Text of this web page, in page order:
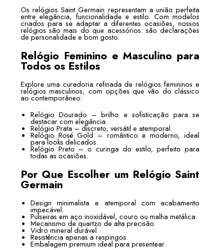
Os relógios Saint Germain representam a união perfeita
entre elegância, funcionalidade e estilo. Com modelos
criados para se adaptar a diferentes ocasiões, nossos
relógios são mais do que acessórios: são declarações
de personalidade e bom gosto.
Relógio Feminino e Masculino para
Todos os Estilos
Explore uma curadoria refinada de relógios femininos e
relógios masculinos, com opções que vão do clássico
ao contemporâneo:
Relógio Dourado – brilho e sofisticação para se
destacar com elegância.
Relógio Prata – discreto, versátil e atemporal.
Relógio Rosé Gold – romântico e moderno, ideal
para looks delicados.
Relógio Preto – o curinga do estilo, perfeito para
todas as ocasiões.
Por Que Escolher um Relógio Saint
Germain
Design minimalista e atemporal com acabamento
impecável.
Pulseiras em aço inoxidável, couro ou malha metálica.
Mecanismo de quartzo de alta precisão.
Vidro mineral durável.
Resistência apenas a respingos.
Embalagem premium ideal para presentear.